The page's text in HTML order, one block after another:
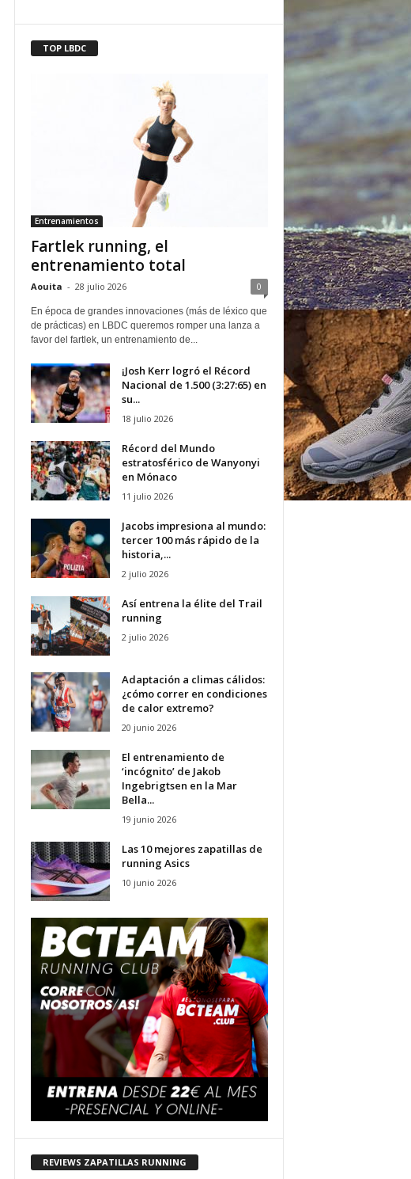
TOP LBDC
Entrenamientos
Fartlek running, el
entrenamiento total
Aouita - 28 julio 2026 0
En época de grandes innovaciones (más de léxico que
de prácticas) en LBDC queremos romper una lanza a
favor del fartlek, un entrenamiento de...
¡Josh Kerr logró el Récord
Nacional de 1.500 (3:27:65) en
su...
18 julio 2026
Récord del Mundo
estratosférico de Wanyonyi
en Mónaco
11 julio 2026
Jacobs impresiona al mundo:
tercer 100 más rápido de la
historia,...
2 julio 2026
Así entrena la élite del Trail
running
2 julio 2026
Adaptación a climas cálidos:
¿cómo correr en condiciones
de calor extremo?
20 junio 2026
El entrenamiento de
‘incógnito’ de Jakob
Ingebrigtsen en la Mar
Bella...
19 junio 2026
Las 10 mejores zapatillas de
running Asics
10 junio 2026
REVIEWS ZAPATILLAS RUNNING